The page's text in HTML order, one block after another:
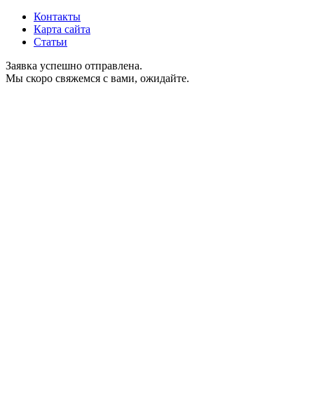
Контакты
Карта сайта
Статьи
Заявка успешно отправлена.
Мы скоро свяжемся с вами, ожидайте.